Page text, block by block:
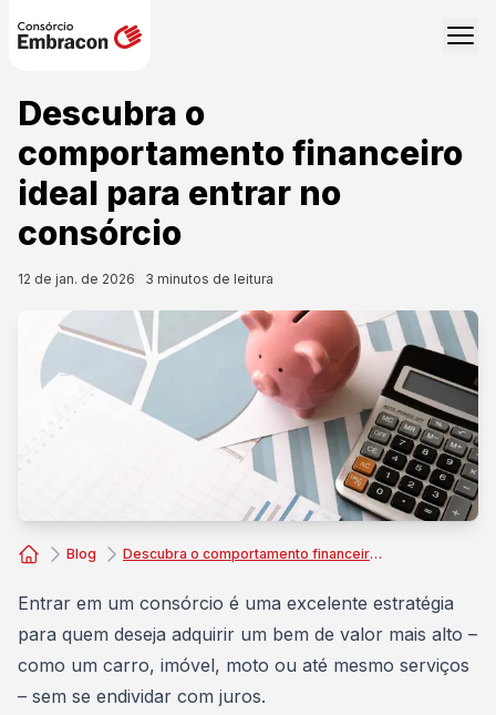
Descubra o
comportamento financeiro
ideal para entrar no
consórcio
12 de jan. de 2026 3 minutos de leitura
Blog Descubra o comportamento financeiro ideal para entrar no consórcio
Entrar em um consórcio é uma excelente estratégia
para quem deseja adquirir um bem de valor mais alto –
como um carro, imóvel, moto ou até mesmo serviços
– sem se endividar com juros.